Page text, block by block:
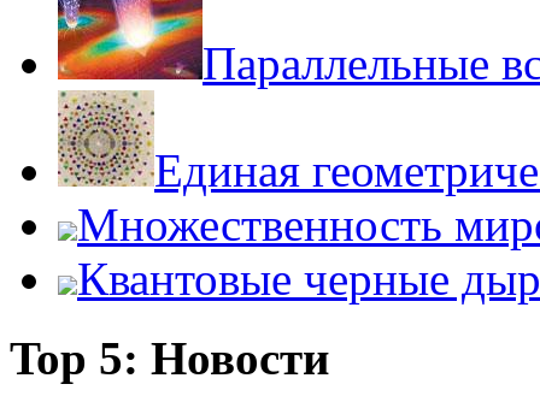
Параллельные
Единая
Множественность
Квантовые черные
Top 5: Новости